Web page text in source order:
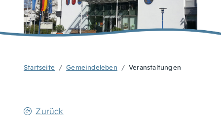
Startseite Gemeindeleben Veranstaltungen
Zurück